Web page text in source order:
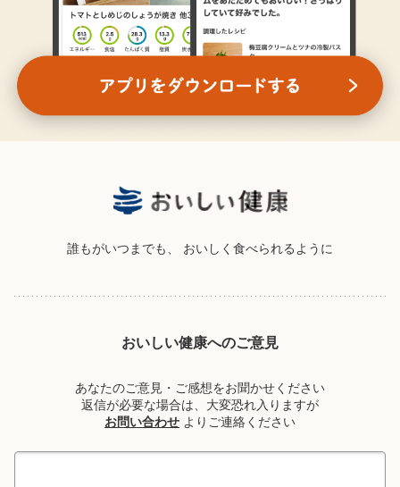
誰もがいつまでも、 おいしく食べられるように
おいしい健康へのご意見
あなたのご意見・ご感想をお聞かせください
返信が必要な場合は、大変恐れ入りますが
お問い合わせ よりご連絡ください